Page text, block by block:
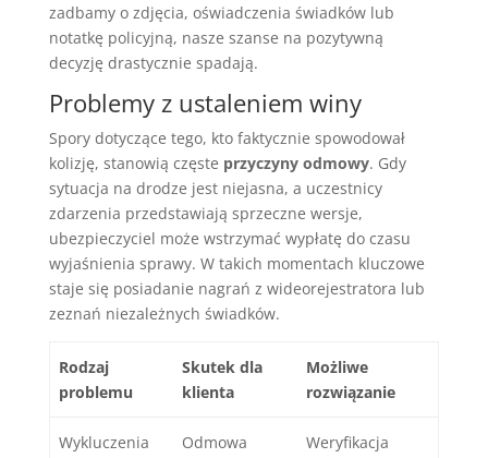
zadbamy o zdjęcia, oświadczenia świadków lub
notatkę policyjną, nasze szanse na pozytywną
decyzję drastycznie spadają.
Problemy z ustaleniem winy
Spory dotyczące tego, kto faktycznie spowodował
kolizję, stanowią częste przyczyny odmowy. Gdy
sytuacja na drodze jest niejasna, a uczestnicy
zdarzenia przedstawiają sprzeczne wersje,
ubezpieczyciel może wstrzymać wypłatę do czasu
wyjaśnienia sprawy. W takich momentach kluczowe
staje się posiadanie nagrań z wideorejestratora lub
zeznań niezależnych świadków.
Rodzaj
problemu
Skutek dla
klienta
Możliwe
rozwiązanie
Wykluczenia
Odmowa
Weryfikacja